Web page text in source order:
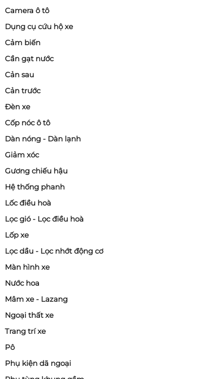
Camera ô tô
Dụng cụ cứu hộ xe
Cảm biến
Cần gạt nước
Cản sau
Cản trước
Đèn xe
Cốp nóc ô tô
Dàn nóng - Dàn lạnh
Giảm xóc
Gương chiếu hậu
Hệ thống phanh
Lốc điều hoà
Lọc gió - Lọc điều hoà
Lốp xe
Lọc dầu - Lọc nhớt động cơ
Màn hình xe
Nước hoa
Mâm xe - Lazang
Ngoại thất xe
Trang trí xe
Pô
Phụ kiện dã ngoại